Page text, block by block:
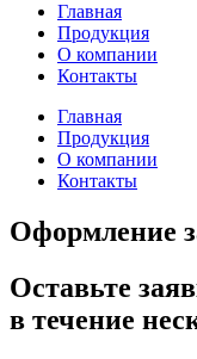
Главная
Продукция
О компании
Контакты
Главная
Продукция
О компании
Контакты
Оформление
Оставьте
в течение